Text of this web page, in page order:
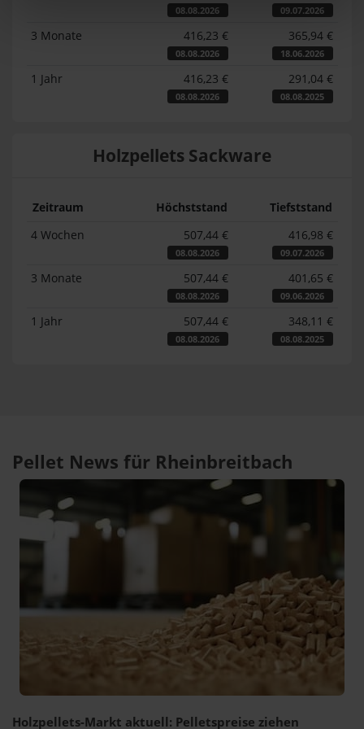
08.08.2026 09.07.2026
3 Monate 416,23 €
08.08.2026
365,94 €
18.06.2026
1 Jahr 416,23 €
08.08.2026
291,04 €
08.08.2025
Holzpellets Sackware
Zeitraum Höchststand
Tiefststand
4 Wochen
507,44 €
08.08.2026
416,98 €
09.07.2026
3 Monate 507,44 €
08.08.2026
401,65 €
09.06.2026
1 Jahr 507,44 €
08.08.2026
348,11 €
08.08.2025
Pellet News für Rheinbreitbach
Holzpellets-Markt aktuell: Pelletspreise ziehen